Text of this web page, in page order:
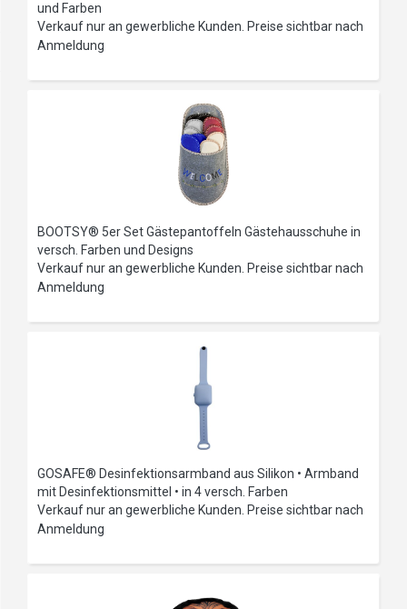
und Farben
Verkauf nur an gewerbliche Kunden. Preise sichtbar nach
Anmeldung
BOOTSY® 5er Set Gästepantoffeln Gästehausschuhe in
versch. Farben und Designs
Verkauf nur an gewerbliche Kunden. Preise sichtbar nach
Anmeldung
GOSAFE® Desinfektionsarmband aus Silikon • Armband
mit Desinfektionsmittel • in 4 versch. Farben
Verkauf nur an gewerbliche Kunden. Preise sichtbar nach
Anmeldung